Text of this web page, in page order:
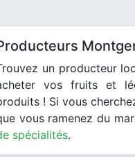
un producteur
vos fruits et
! Si vous
vous ramenez du
spécialités.